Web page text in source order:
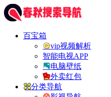
百宝箱
vip视频解析
智能电视APP
电脑壁纸
外卖红包
分类导航